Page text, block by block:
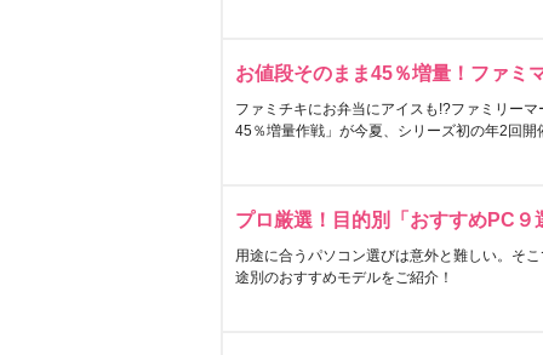
お値段そのまま45％増量！ファミ
ファミチキにお弁当にアイスも!?ファミリー
45％増量作戦」が今夏、シリーズ初の年2回開
プロ厳選！目的別「おすすめPC９
用途に合うパソコン選びは意外と難しい。そ
途別のおすすめモデルをご紹介！